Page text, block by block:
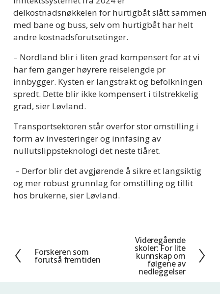
delkostnadsnøkkelen for hurtigbåt slått sammen
med bane og buss, selv om hurtigbåt har helt
andre kostnadsforutsetinger.
– Nordland blir i liten grad kompensert for at vi
har fem ganger høyrere reiselengde pr
innbygger. Kysten er langstrakt og befolkningen
spredt. Dette blir ikke kompensert i tilstrekkelig
grad, sier Løvland.
Transportsektoren står overfor stor omstilling i
form av investeringer og innfasing av
nullutslippsteknologi det neste tiåret.
– Derfor blir det avgjørende å sikre et langsiktig
og mer robust grunnlag for omstilling og tillit
hos brukerne, sier Løvland.
F
o
Forskeren som
forutså fremtiden
Videregående
skoler: For lite
kunnskap om
følgene av
nedleggelser